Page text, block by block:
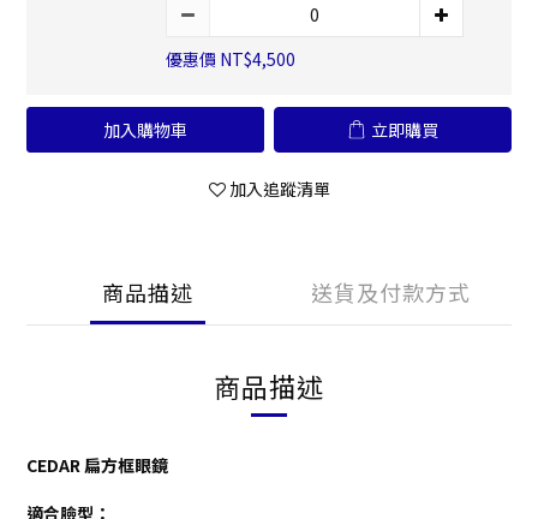
優惠價 NT$4,500
加入購物車 立即購買
加入追蹤清單
商品描述 送貨及付款方式
商品描述
CEDAR 扁方框眼鏡
適合臉型：